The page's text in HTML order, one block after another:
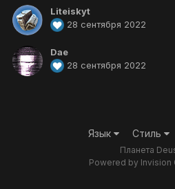
Liteiskyt
28 сентября 2022
Dae
28 сентября 2022
Язык Стиль
Планета
Powered by Invision